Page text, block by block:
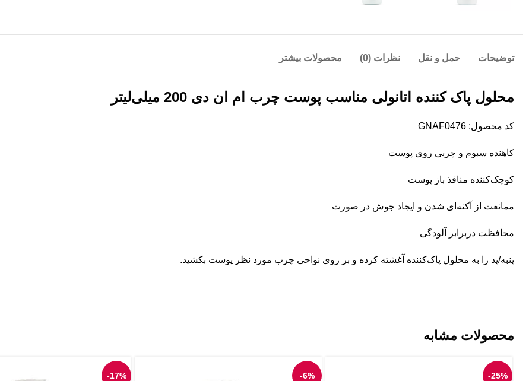
توضیحات حمل و نقل نظرات (0) محصولات بیشتر
محلول پاک کننده اتانولی مناسب پوست چرب ام ان دی 200 میلی‌لیتر
کد محصول: GNAF0476
کاهنده سبوم و چربی روی پوست
کوچک‌کننده منافذ باز پوست
ممانعت از آکنه‌ای شدن و ایجاد جوش در صورت
محافظت دربرابر آلودگی
پنبه/پد را به محلول پاک‌کننده آغشته کرده و بر روی نواحی چرب مورد نظر پوست بکشید.
محصولات مشابه
-25%
-6%
-17%